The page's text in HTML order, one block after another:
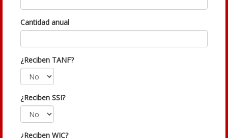
Cantidad anual
¿Reciben TANF?
¿Reciben SSI?
¿Reciben WIC?